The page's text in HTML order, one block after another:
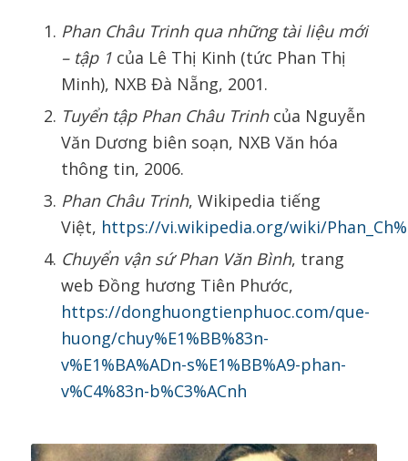
Phan Châu Trinh qua những tài liệu mới
– tập 1của Lê Thị Kinh (tức Phan Thị
Minh), NXB Đà Nẵng, 2001.
Tuyển tập Phan Châu Trinhcủa Nguyễn
Văn Dương biên soạn, NXB Văn hóa
thông tin, 2006.
Phan Châu Trinh, Wikipedia tiếng
Việt, https://vi.wikipedia.org/wiki/
Chuyển vận sứ Phan Văn Bình, trang
web Đồng hương Tiên Phước,
https://donghuongtienphuoc.com/que-
huong/chuy%E1%BB%83n-
v%E1%BA%ADn-s%E1%BB%A9-phan-
v%C4%83n-b%C3%ACnh